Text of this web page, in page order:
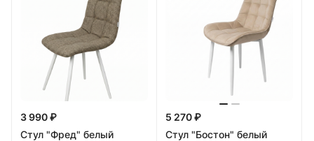
3 990 ₽
Стул "Фред" белый
5 270 ₽
Стул "Бостон" белый